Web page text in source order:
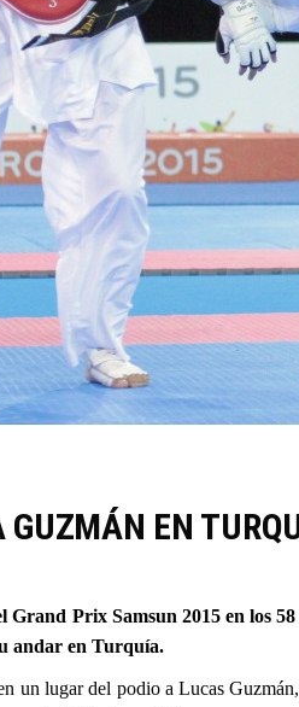
GUZMÁN EN
Prix Samsun 2015 en los
andar en Turquía.
un lugar del podio a Lucas